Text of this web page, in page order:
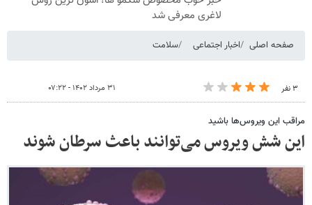
لاغری معرفی شد
صفحه اصلی اخبار اجتماعی سلامت
۳ نفر ۳۱ مرداد ۱۴۰۲ - ۰۷:۲۲
مراقب این ویروس‌ها باشید
این شش ویروس می‌توانند باعث سرطان شوند